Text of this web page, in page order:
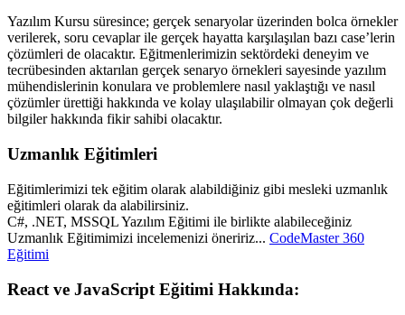
Yazılım Kursu süresince; gerçek senaryolar üzerinden bolca örnekler
verilerek, soru cevaplar ile gerçek hayatta karşılaşılan bazı case’lerin
çözümleri de olacaktır. Eğitmenlerimizin sektördeki deneyim ve
tecrübesinden aktarılan gerçek senaryo örnekleri sayesinde yazılım
mühendislerinin konulara ve problemlere nasıl yaklaştığı ve nasıl
çözümler ürettiği hakkında ve kolay ulaşılabilir olmayan çok değerli
bilgiler hakkında fikir sahibi olacaktır.
Uzmanlık Eğitimleri
Eğitimlerimizi tek eğitim olarak alabildiğiniz gibi mesleki uzmanlık
eğitimleri olarak da alabilirsiniz.
C#, .NET, MSSQL Yazılım Eğitimi ile birlikte alabileceğiniz
Uzmanlık Eğitimimizi incelemenizi öneririz... CodeMaster 360
Eğitimi
React ve JavaScript Eğitimi Hakkında: